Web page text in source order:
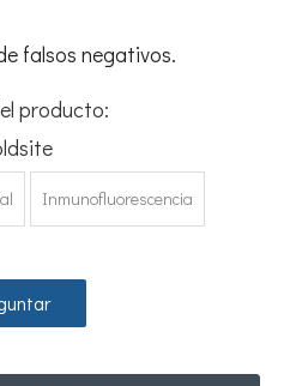
falsos negativos.
producto:
Inmunofluorescencia